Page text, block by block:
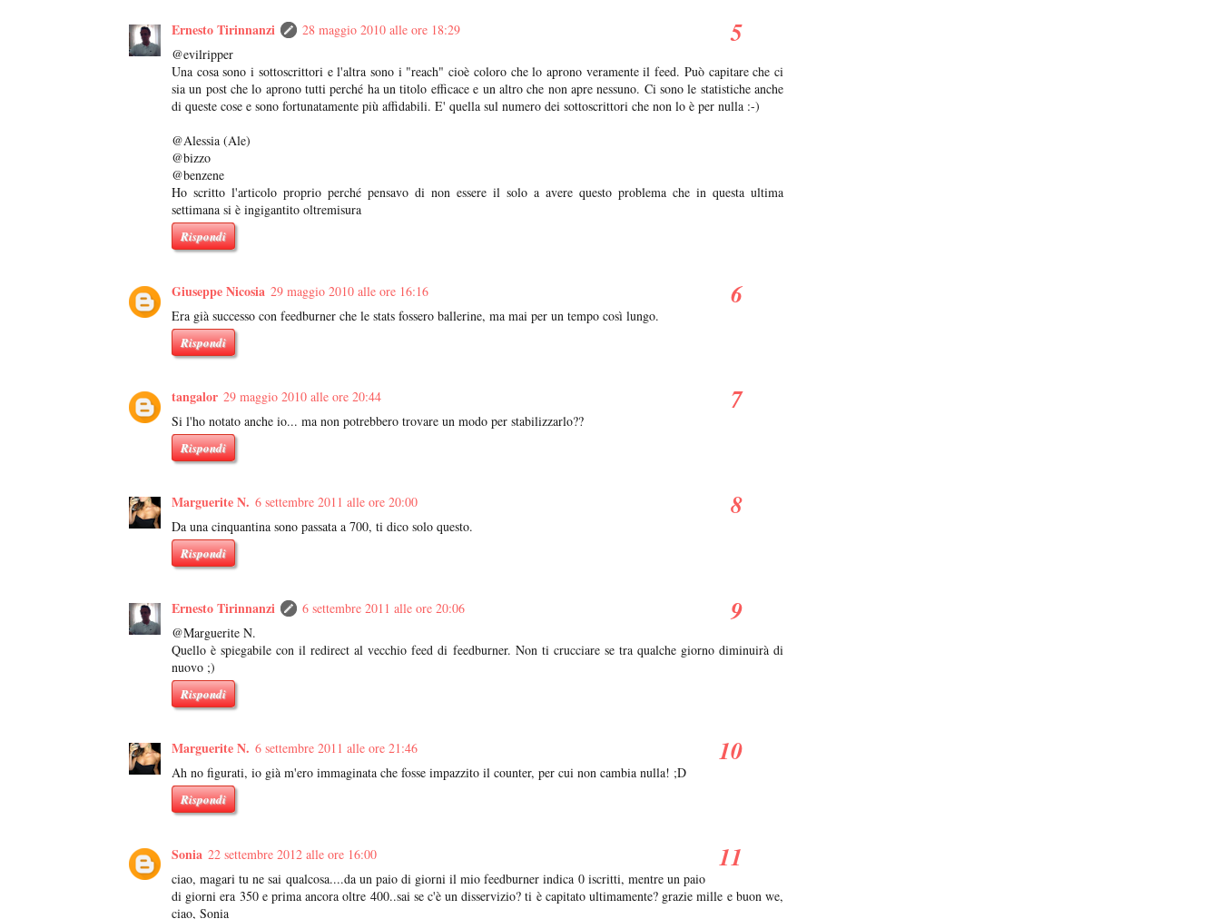
Ernesto Tirinnanzi
28 maggio 2010 alle ore 18:29
@evilripper
Una cosa sono i sottoscrittori e l'altra sono i "reach" cioè coloro che lo aprono veramente il feed. Può capitare che ci
sia un post che lo aprono tutti perché ha un titolo efficace e un altro che non apre nessuno. Ci sono le statistiche anche
di queste cose e sono fortunatamente più affidabili. E' quella sul numero dei sottoscrittori che non lo è per nulla :-)
@Alessia (Ale)
@bizzo
@benzene
Ho scritto l'articolo proprio perché pensavo di non essere il solo a avere questo problema che in questa ultima
settimana si è ingigantito oltremisura
Rispondi
Giuseppe Nicosia 29 maggio 2010 alle ore 16:16
Era già successo con feedburner che le stats fossero ballerine, ma mai per un tempo così lungo.
Rispondi
tangalor 29 maggio 2010 alle ore 20:44
Si l'ho notato anche io... ma non potrebbero trovare un modo per stabilizzarlo??
Rispondi
Marguerite N. 6 settembre 2011 alle ore 20:00
Da una cinquantina sono passata a 700, ti dico solo questo.
Rispondi
Ernesto Tirinnanzi
6 settembre 2011 alle ore 20:06
@Marguerite N.
Quello è spiegabile con il redirect al vecchio feed di feedburner. Non ti crucciare se tra qualche giorno diminuirà di
nuovo ;)
Rispondi
Marguerite N. 6 settembre 2011 alle ore 21:46
Ah no figurati, io già m'ero immaginata che fosse impazzito il counter, per cui non cambia nulla! ;D
Rispondi
Sonia 22 settembre 2012 alle ore 16:00
ciao, magari tu ne sai qualcosa....da un paio di giorni il mio feedburner indica 0 iscritti, mentre un paio
di giorni era 350 e prima ancora oltre 400..sai se c'è un disservizio? ti è capitato ultimamente? grazie mille e buon we,
ciao, Sonia